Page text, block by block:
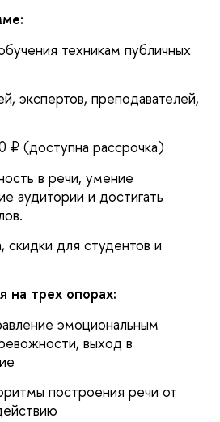
техникам публичных
экспертов, преподавателей,
₽ (доступна рассрочка)
в речи, умение
аудитории и достигать
скидки для студентов и
на трех опорах:
эмоциональным
выход в
построения речи от